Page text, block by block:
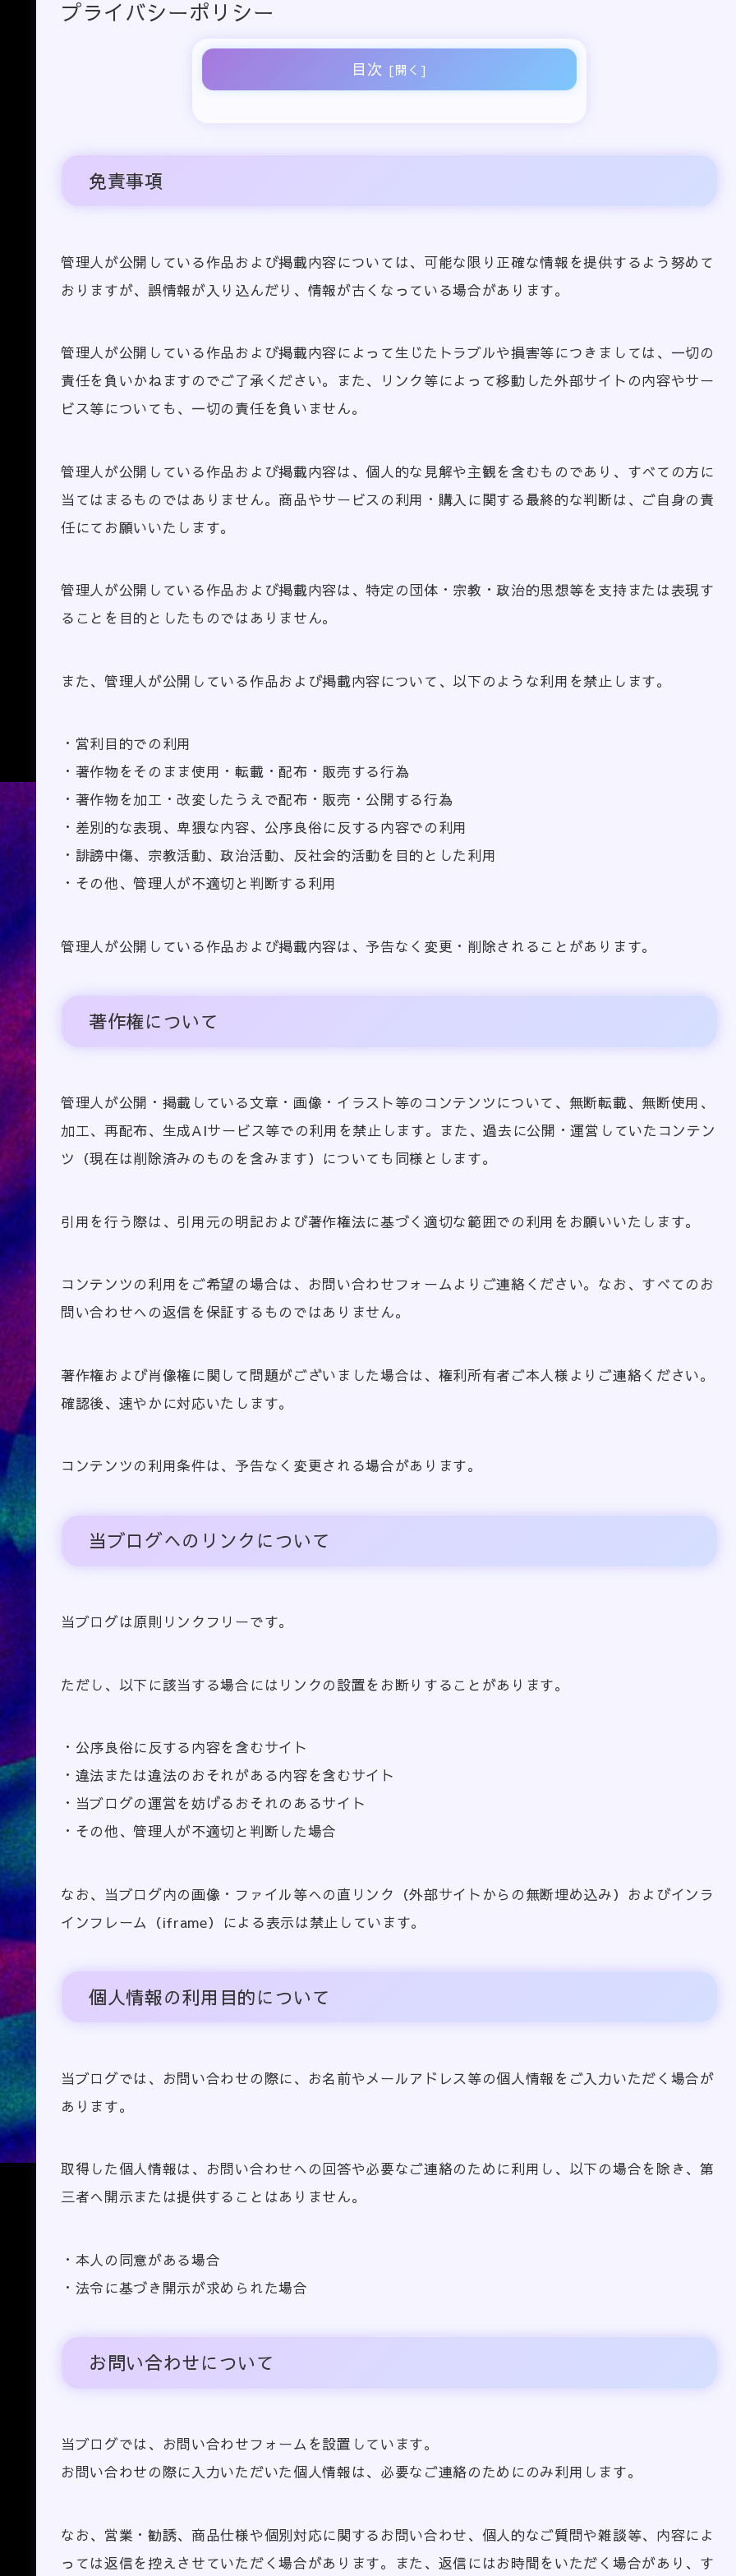
プライバシーポリシー
目次
免責事項
管理人が公開している作品および掲載内容については、可能な限り正確な情報を提供するよう努めて
おりますが、誤情報が入り込んだり、情報が古くなっている場合があります。
管理人が公開している作品および掲載内容によって生じたトラブルや損害等につきましては、一切の
責任を負いかねますのでご了承ください。また、リンク等によって移動した外部サイトの内容やサー
ビス等についても、一切の責任を負いません。
管理人が公開している作品および掲載内容は、個人的な見解や主観を含むものであり、すべての方に
当てはまるものではありません。商品やサービスの利用・購入に関する最終的な判断は、ご自身の責
任にてお願いいたします。
管理人が公開している作品および掲載内容は、特定の団体・宗教・政治的思想等を支持または表現す
ることを目的としたものではありません。
また、管理人が公開している作品および掲載内容について、以下のような利用を禁止します。
・営利目的での利用
・著作物をそのまま使用・転載・配布・販売する行為
・著作物を加工・改変したうえで配布・販売・公開する行為
・差別的な表現、卑猥な内容、公序良俗に反する内容での利用
・誹謗中傷、宗教活動、政治活動、反社会的活動を目的とした利用
・その他、管理人が不適切と判断する利用
管理人が公開している作品および掲載内容は、予告なく変更・削除されることがあります。
著作権について
管理人が公開・掲載している文章・画像・イラスト等のコンテンツについて、無断転載、無断使用、
加工、再配布、生成AIサービス等での利用を禁止します。また、過去に公開・運営していたコンテン
ツ（現在は削除済みのものを含みます）についても同様とします。
引用を行う際は、引用元の明記および著作権法に基づく適切な範囲での利用をお願いいたします。
コンテンツの利用をご希望の場合は、お問い合わせフォームよりご連絡ください。なお、すべてのお
問い合わせへの返信を保証するものではありません。
著作権および肖像権に関して問題がございました場合は、権利所有者ご本人様よりご連絡ください。
確認後、速やかに対応いたします。
コンテンツの利用条件は、予告なく変更される場合があります。
当ブログへのリンクについて
当ブログは原則リンクフリーです。
ただし、以下に該当する場合にはリンクの設置をお断りすることがあります。
・公序良俗に反する内容を含むサイト
・違法または違法のおそれがある内容を含むサイト
・当ブログの運営を妨げるおそれのあるサイト
・その他、管理人が不適切と判断した場合
なお、当ブログ内の画像・ファイル等への直リンク（外部サイトからの無断埋め込み）およびインラ
インフレーム（iframe）による表示は禁止しています。
個人情報の利用目的について
当ブログでは、お問い合わせの際に、お名前やメールアドレス等の個人情報をご入力いただく場合が
あります。
取得した個人情報は、お問い合わせへの回答や必要なご連絡のために利用し、以下の場合を除き、第
三者へ開示または提供することはありません。
・本人の同意がある場合
・法令に基づき開示が求められた場合
お問い合わせについて
当ブログでは、お問い合わせフォームを設置しています。
お問い合わせの際に入力いただいた個人情報は、必要なご連絡のためにのみ利用します。
なお、営業・勧誘、商品仕様や個別対応に関するお問い合わせ、個人的なご質問や雑談等、内容によ
っては返信を控えさせていただく場合があります。また、返信にはお時間をいただく場合があり、す